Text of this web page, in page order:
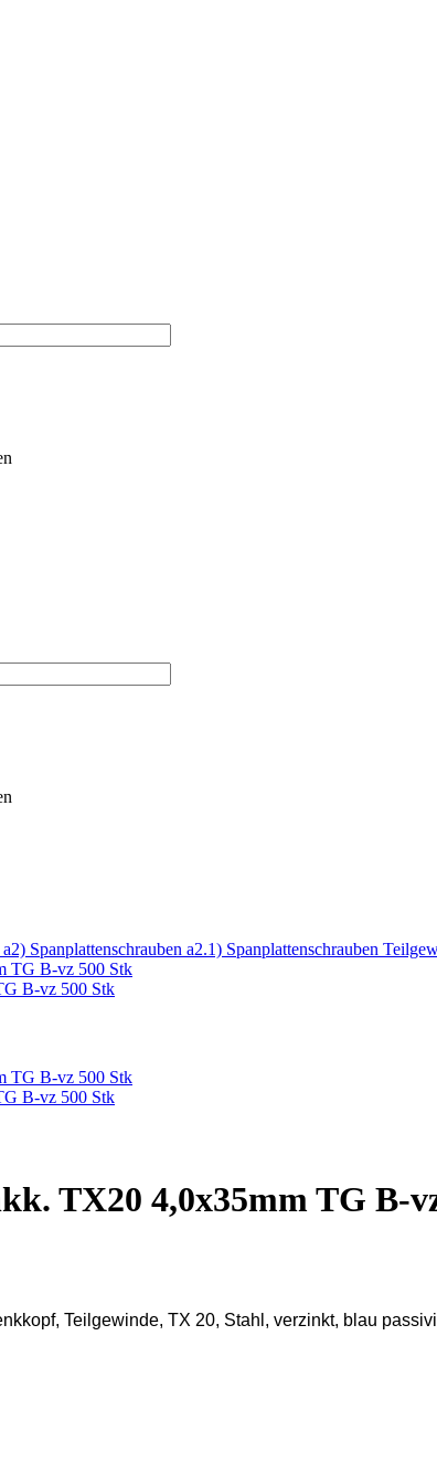
a2) Spanplattenschrauben a2.1) Spanplattenschrauben
B-vz 500 Stk
B-vz 500 Stk
TX20 4,0x35mm TG B-
Teilgewinde, TX 20, Stahl, verzinkt, blau